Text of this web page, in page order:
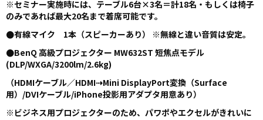
※セミナー実施時には、テーブル6台×3名＝計18名・もしくは椅子
のみであれば最大20名まで着席可能です。
●有線マイク 1本（スピーカーあり） ※無線と違い音質は安定。
●BenQ 高級プロジェクター MW632ST 短焦点モデル
(DLP/WXGA/3200lm/2.6kg)
（HDMIケーブル／HDMI⇢Mini DisplayPort変換（Surface
用）/DVIケーブル/iPhone投影用アダプタ用意あり）
※ビジネス用プロジェクターのため、パワポやエクセルがきれいに